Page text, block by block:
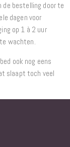
de bestelling door te
dagen voor
op 1 à 2 uur
wachten.
ook nog eens
slaapt toch veel